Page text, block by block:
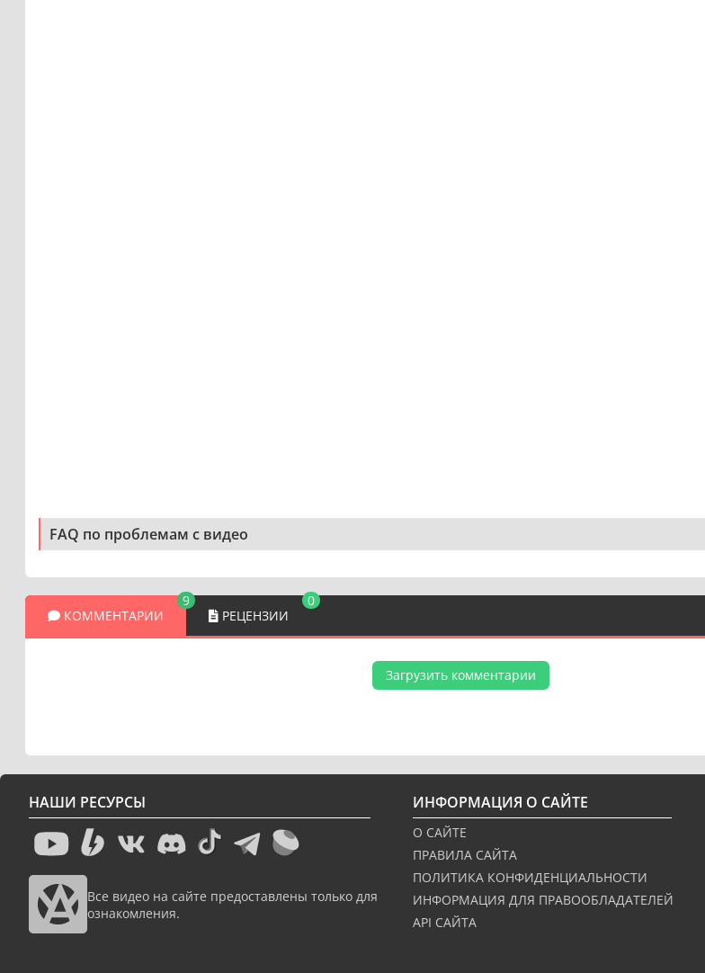
FAQ по проблемам с видео
КОММЕНТАРИИ
9
РЕЦЕНЗИИ
0
Загрузить комментарии
НАШИ РЕСУРСЫ
Все видео на сайте предоставлены только для
ознакомления.
ИНФОРМАЦИЯ О САЙТЕ
О САЙТЕ
ПРАВИЛА САЙТА
ПОЛИТИКА КОНФИДЕНЦИАЛЬНОСТИ
ИНФОРМАЦИЯ ДЛЯ ПРАВООБЛАДАТЕЛЕЙ
API САЙТА